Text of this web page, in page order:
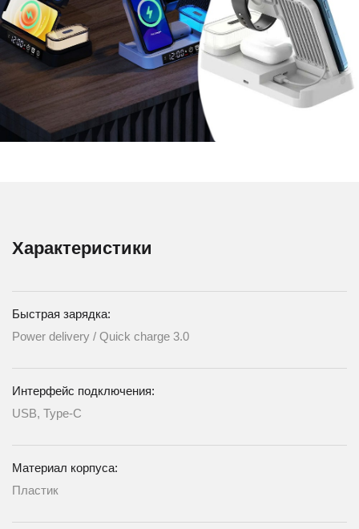
Характеристики
Быстрая зарядка:
Power delivery / Quick charge 3.0
Интерфейс подключения:
USB, Type-C
Материал корпуса:
Пластик